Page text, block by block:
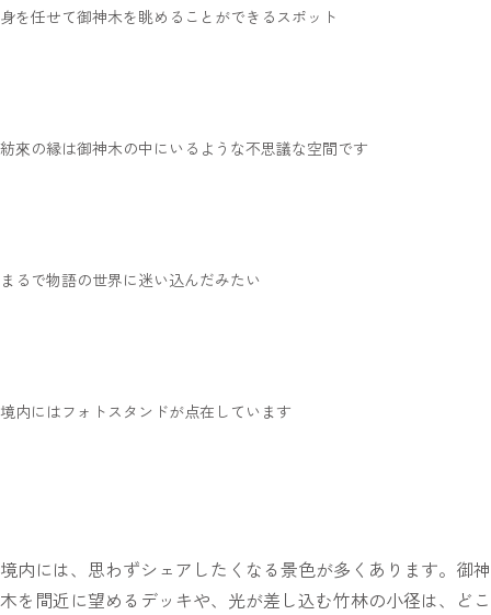
身を任せて御神木を眺めることができるスポット
紡來の縁は御神木の中にいるような不思議な空間です
まるで物語の世界に迷い込んだみたい
境内にはフォトスタンドが点在しています
境内には、思わずシェアしたくなる景色が多くあります。御神
木を間近に望めるデッキや、光が差し込む竹林の小径は、どこ